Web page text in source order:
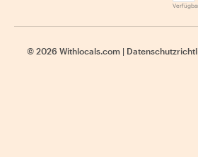
© 2026 Withlocals.com |